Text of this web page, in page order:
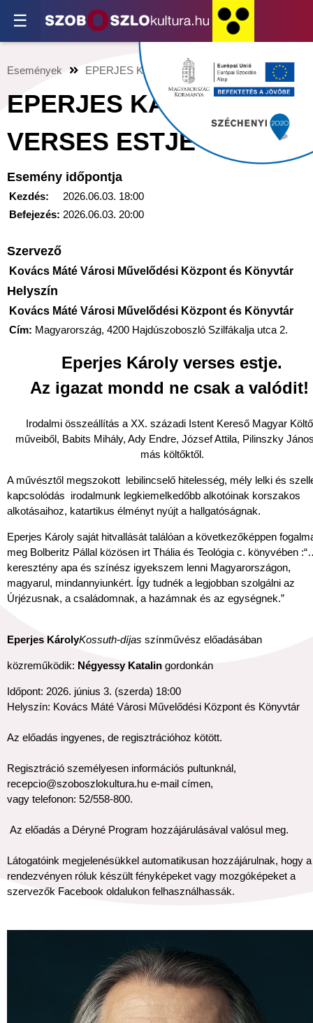
☰
Események EPERJES KÁROLY VERSES ESTJE
EPERJES KÁROLY
VERSES ESTJE
Esemény időpontja
Kezdés:
2026.06.03. 18:00
Befejezés: 2026.06.03. 20:00
Szervező
Kovács Máté Városi Művelődési Központ és Könyvtár
Helyszín
Kovács Máté Városi Művelődési Központ és Könyvtár
Cím: Magyarország, 4200 Hajdúszoboszló Szilfákalja utca 2.
Eperjes Károly verses estje.
Az igazat mondd ne csak a valódit!
Irodalmi összeállítás a XX. századi Istent Kereső Magyar
műveiből, Babits Mihály, Ady Endre, József Attila, Pilinszky
más költőktől.
A művésztől megszokott lebilincselő hitelesség, mély lelki és
kapcsolódás irodalmunk legkiemelkedőbb alkotóinak korszakos
alkotásaihoz, katartikus élményt nyújt a hallgatóságnak.
Eperjes Károly saját hitvallását találóan a következőképpen
meg Bolberitz Pállal közösen irt Thália és Teológia c. könyvében
keresztény apa és színész igyekszem lenni Magyarországon,
magyarul, mindannyiunkért. Így tudnék a legjobban szolgálni az
Úrjézusnak, a családomnak, a hazámnak és az egységnek.”
Eperjes KárolyKossuth-díjas színművész előadásában
közreműködik: Négyessy Katalin gordonkán
Időpont: 2026. június 3. (szerda) 18:00
Helyszín: Kovács Máté Városi Művelődési Központ és Könyvtár
Az előadás ingyenes, de regisztrációhoz kötött.
Regisztráció személyesen információs pultunknál,
recepcio@szoboszlokultura.hu e-mail címen,
vagy telefonon: 52/558-800.
Az előadás a Déryné Program hozzájárulásával valósul meg.
Látogatóink megjelenésükkel automatikusan hozzájárulnak, hogy a
rendezvényen róluk készült fényképeket vagy mozgóképeket a
szervezők Facebook oldalukon felhasználhassák.